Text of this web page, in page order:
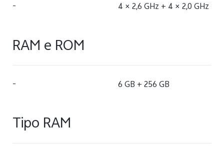
- 4 × 2,6 GHz + 4 × 2,0 GHz
RAM e ROM
- 6 GB + 256 GB
Tipo RAM